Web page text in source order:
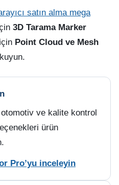
satın alma mega
3D Tarama Marker
Point Cloud ve Mesh
ve kalite kontrol
ürün
Pro’yu inceleyin